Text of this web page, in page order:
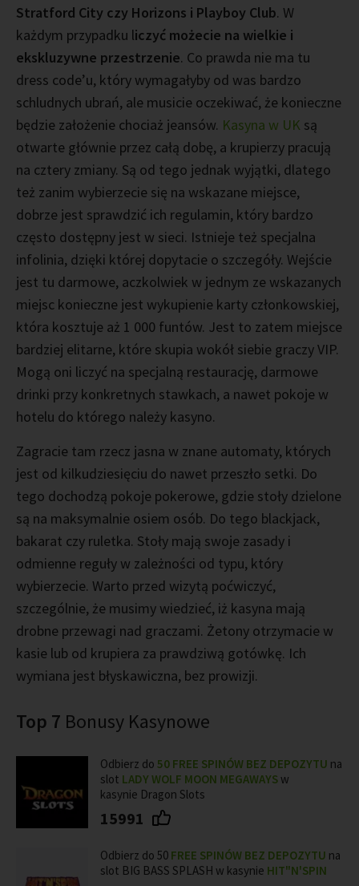
Stratford City czy Horizons i Playboy Club. W
każdym przypadku liczyć możecie na wielkie i
ekskluzywne przestrzenie. Co prawda nie ma tu
dress code’u, który wymagałyby od was bardzo
schludnych ubrań, ale musicie oczekiwać, że konieczne
będzie założenie chociaż jeansów. Kasyna w UK są
otwarte głównie przez całą dobę, a krupierzy pracują
na cztery zmiany. Są od tego jednak wyjątki, dlatego
też zanim wybierzecie się na wskazane miejsce,
dobrze jest sprawdzić ich regulamin, który bardzo
często dostępny jest w sieci. Istnieje też specjalna
infolinia, dzięki której dopytacie o szczegóły. Wejście
jest tu darmowe, aczkolwiek w jednym ze wskazanych
miejsc konieczne jest wykupienie karty członkowskiej,
która kosztuje aż 1 000 funtów. Jest to zatem miejsce
bardziej elitarne, które skupia wokół siebie graczy VIP.
Mogą oni liczyć na specjalną restaurację, darmowe
drinki przy konkretnych stawkach, a nawet pokoje w
hotelu do którego należy kasyno.
Zagracie tam rzecz jasna w znane automaty, których
jest od kilkudziesięciu do nawet przeszło setki. Do
tego dochodzą pokoje pokerowe, gdzie stoły dzielone
są na maksymalnie osiem osób. Do tego blackjack,
bakarat czy ruletka. Stoły mają swoje zasady i
odmienne reguły w zależności od typu, który
wybierzecie. Warto przed wizytą poćwiczyć,
szczególnie, że musimy wiedzieć, iż kasyna mają
drobne przewagi nad graczami. Żetony otrzymacie w
kasie lub od krupiera za prawdziwą gotówkę. Ich
wymiana jest błyskawiczna, bez prowizji.
Top 7 Bonusy Kasynowe
Odbierz do 50 FREE SPINÓW BEZ DEPOZYTU na
slot LADY WOLF MOON MEGAWAYS w
kasynie Dragon Slots
15991
Odbierz do 50 FREE SPINÓW BEZ DEPOZYTU na
slot BIG BASS SPLASH w kasynie HIT"N'SPIN